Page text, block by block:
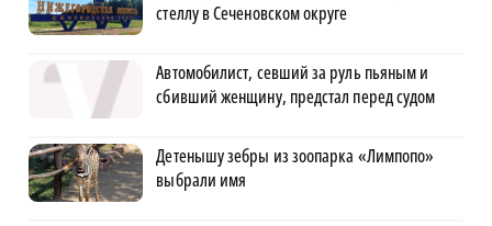
стеллу в Сеченовском округе
Автомобилист, севший за руль пьяным и
сбивший женщину, предстал перед судом
Детенышу зебры из зоопарка «Лимпопо»
выбрали имя